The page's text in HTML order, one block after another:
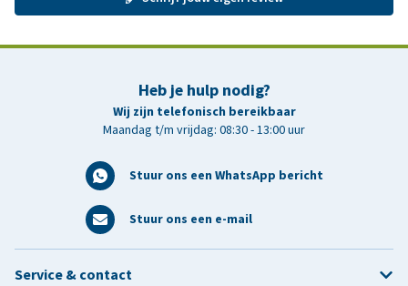
Heb je hulp nodig?
Wij zijn telefonisch bereikbaar
Maandag t/m vrijdag: 08:30 - 13:00 uur
Stuur ons een WhatsApp bericht
Stuur ons een e-mail
Service & contact